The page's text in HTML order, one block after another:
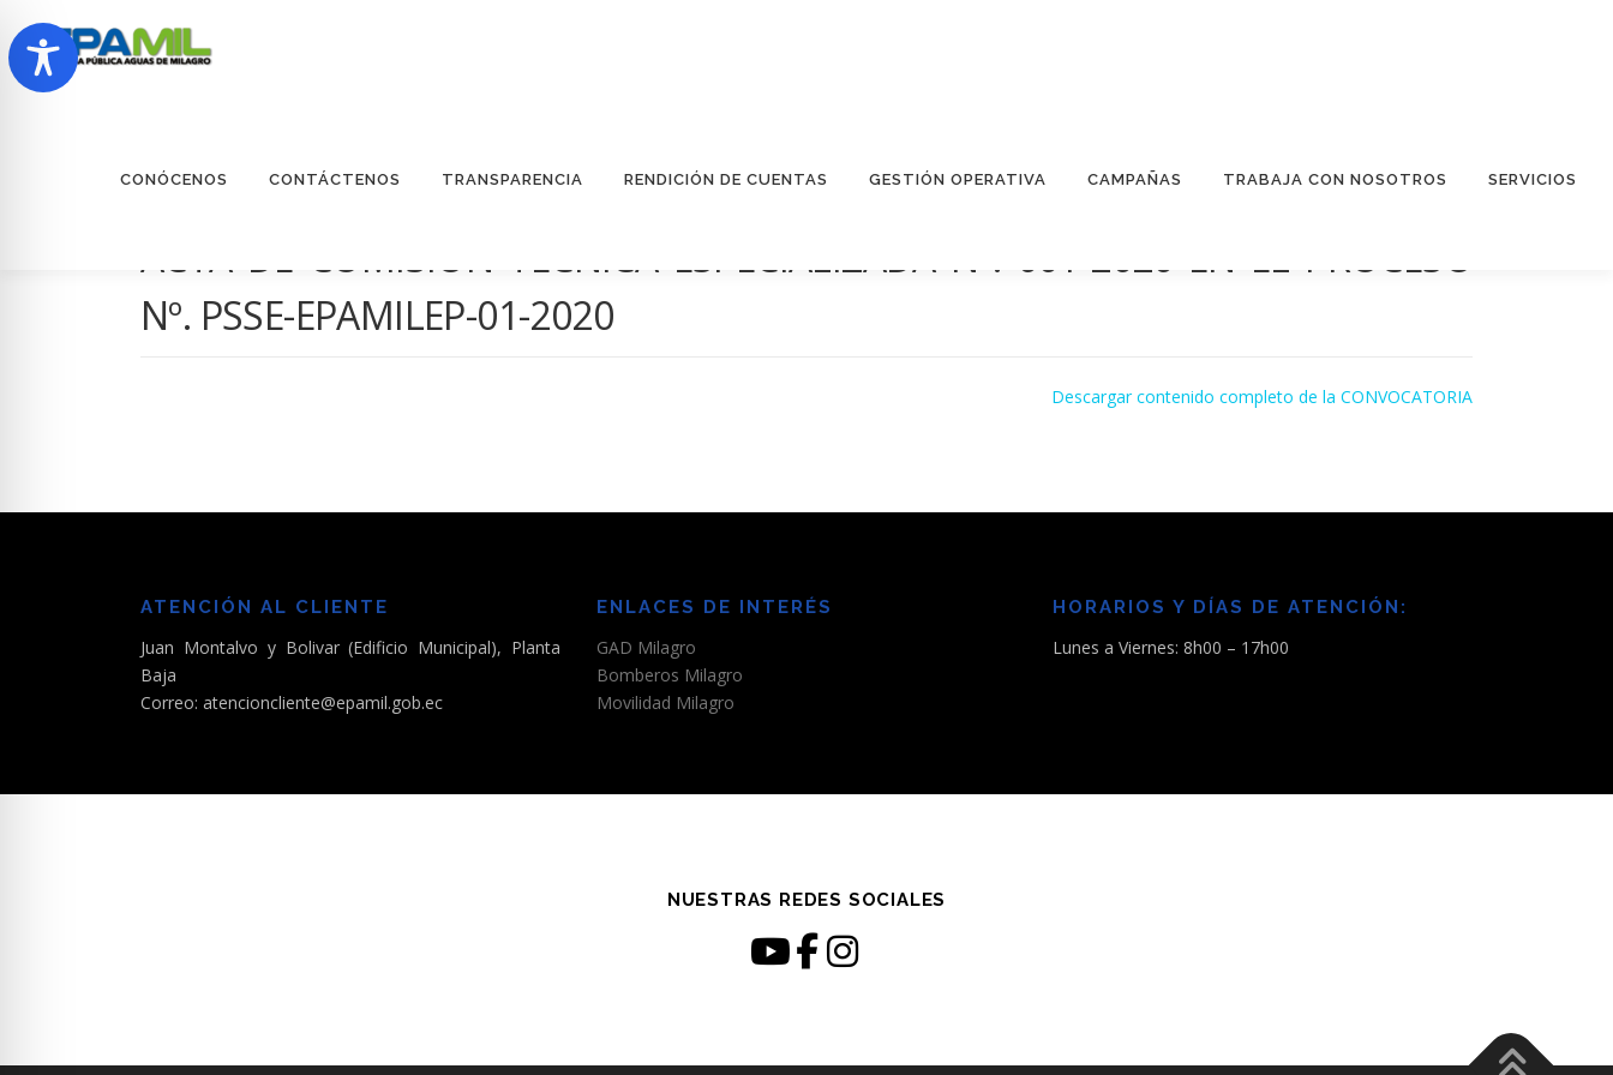
al
contenido
CONÓCENOS CONTÁCTENOS TRANSPARENCIA RENDICIÓN DE CUENTAS GESTIÓN OPERATIVA CAMPAÑAS TRABAJA CON NOSOTROS SERVICIOS
ACTA DE COMISIÓN TÉCNICA ESPECIALIZADA Nº. 001-2020 EN EL PROCESO
Nº. PSSE-EPAMILEP-01-2020
Descargar contenido completo de la CONVOCATORIA
ATENCIÓN AL CLIENTE
Juan Montalvo y Bolivar (Edificio Municipal), Planta
Baja
Correo: atencioncliente@epamil.gob.ec
ENLACES DE INTERÉS
GAD Milagro
Bomberos Milagro
Movilidad Milagro
HORARIOS Y DÍAS DE ATENCIÓN:
Lunes a Viernes: 8h00 – 17h00
NUESTRAS REDES SOCIALES